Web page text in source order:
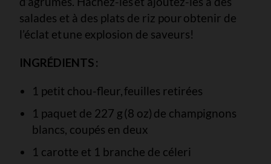
salades et à des plats de riz pour obtenir de
l’éclat et une explosion de saveurs!
INGRÉDIENTS :
1 petit chou-fleur, feuilles retirées
1 paquet de 227 g (8 oz) de champignons
blancs, coupés en deux
1 carotte et 1 branche de céleri